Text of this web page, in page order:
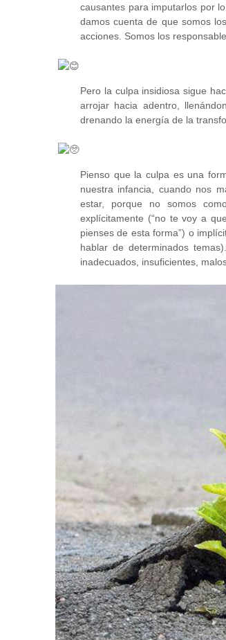
causantes para imputarlos por
damos cuenta de que somos
acciones. Somos los
Pero la culpa insidiosa sigue
arrojar hacia adentro,
drenando la energía de la
Pienso que la culpa es una
nuestra infancia, cuando nos
estar, porque no somos
explícitamente (“no te voy a
pienses de esta forma”) o
hablar de determinados
inadecuados, insuficientes,